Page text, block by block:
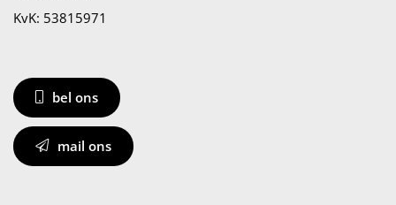
KvK: 53815971
bel ons
mail ons